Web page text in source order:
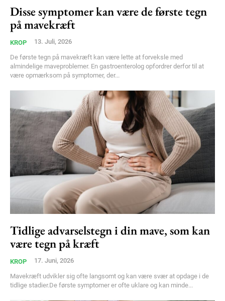
Subscription Plans
Free limited access
Gratis
Disse symptomer kan være de første tegn
på mavekræft
KROP 13. Juli, 2026
De første tegn på mavekræft kan være lette at forveksle med
almindelige maveproblemer. En gastroenterolog opfordrer derfor til at
være opmærksom på symptomer, der...
Tidlige advarselstegn i din mave, som kan
være tegn på kræft
KROP 17. Juni, 2026
Mavekræft udvikler sig ofte langsomt og kan være svær at opdage i de
tidlige stadier.De første symptomer er ofte uklare og kan minde...